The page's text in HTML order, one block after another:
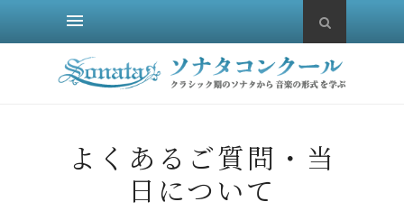
よくあるご質問・当
日について